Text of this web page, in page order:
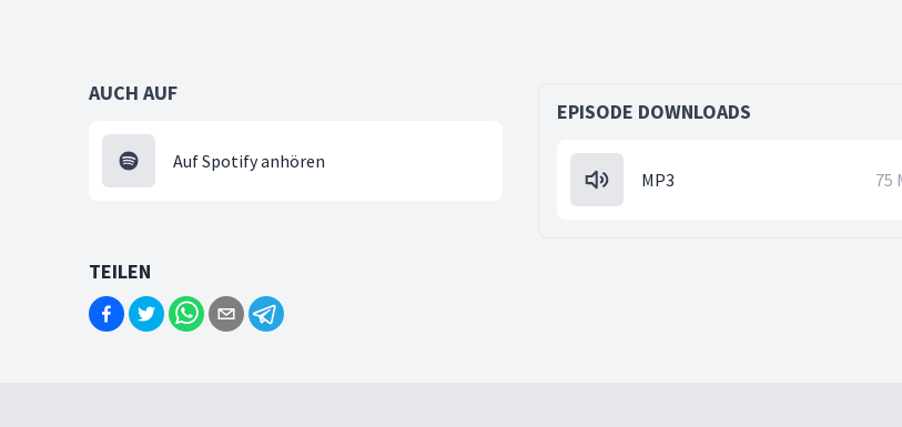
AUCH AUF
Auf Spotify anhören
EPISODE DOWNLOADS
MP3 75
TEILEN